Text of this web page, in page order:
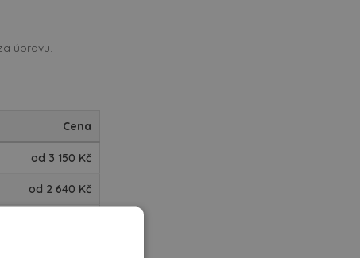
úpravu.
Cena
od 3 150 Kč
od 2 640 Kč